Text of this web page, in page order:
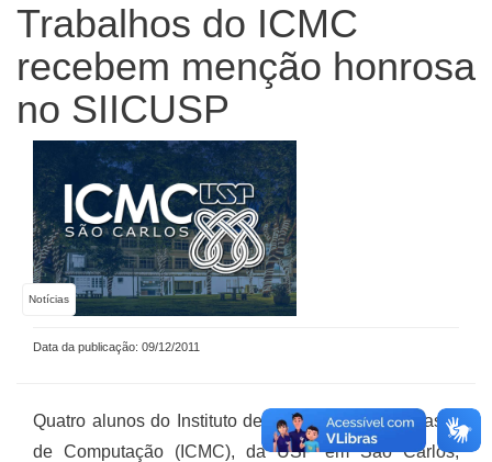
Trabalhos do ICMC
recebem menção honrosa
no SIICUSP
Notícias
Data da publicação: 09/12/2011
Quatro alunos do Instituto de Ciências Matemáticas e
de Computação (ICMC), da USP em São Carlos,